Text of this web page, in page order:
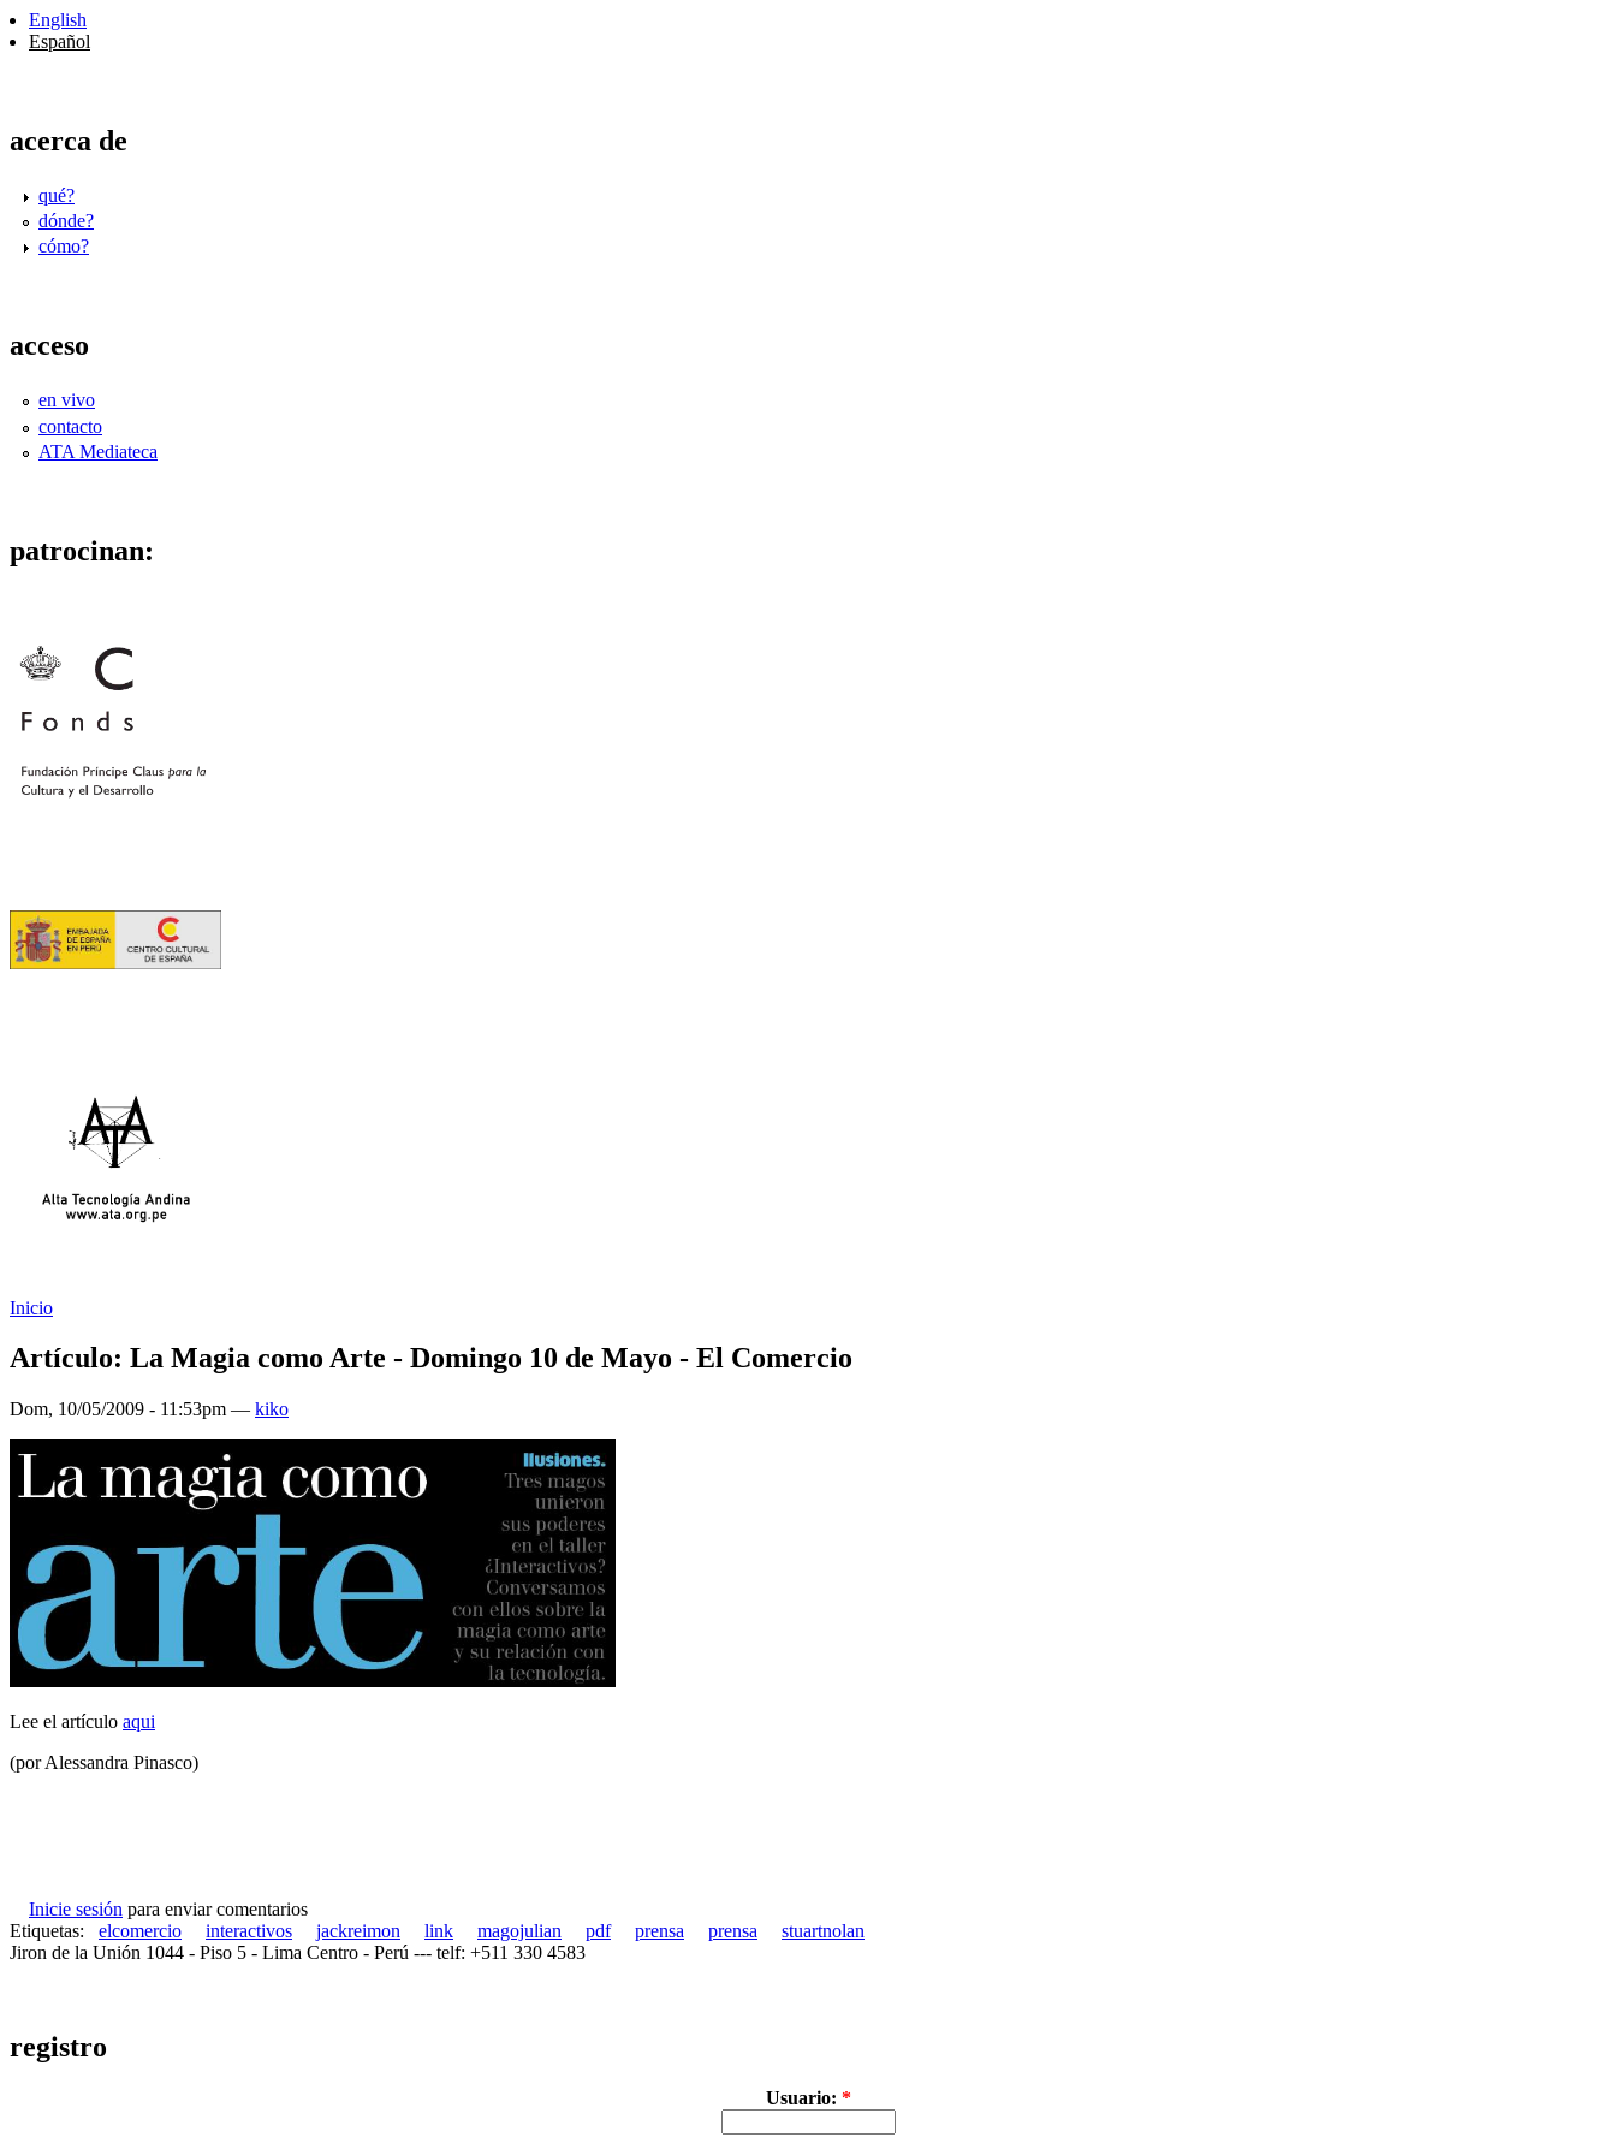
English
Español
acerca de
qué?
dónde?
cómo?
acceso
en vivo
contacto
ATA Mediateca
patrocinan:
Inicio
Artículo: La Magia como Arte - Domingo 10 de Mayo - El Comercio
Dom, 10/05/2009 - 11:53pm — kiko
Lee el artículo aqui
(por Alessandra Pinasco)
Inicie sesión para enviar comentarios
Etiquetas:
elcomercio interactivos jackreimon link magojulian pdf prensa prensa
stuartnolan
Jiron de la Unión 1044 - Piso 5 - Lima Centro - Perú --- telf: +511 330 4583
registro
Usuario: *